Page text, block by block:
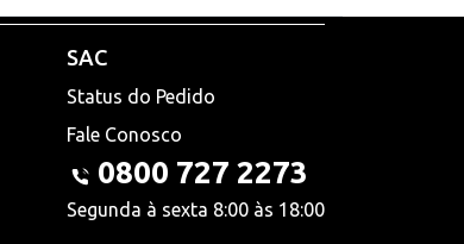
SAC
Status do Pedido
Fale Conosco
0800 727 2273
Segunda à sexta 8:00 às 18:00